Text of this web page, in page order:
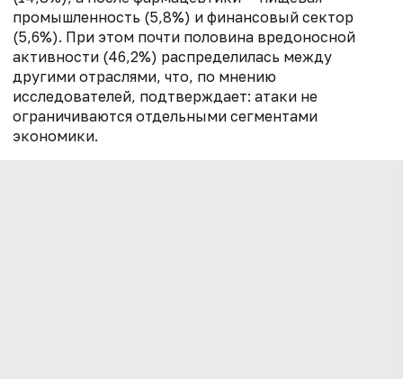
промышленность (5,8%) и финансовый сектор
(5,6%). При этом почти половина вредоносной
активности (46,2%) распределилась между
другими отраслями, что, по мнению
исследователей, подтверждает: атаки не
ограничиваются отдельными сегментами
экономики.